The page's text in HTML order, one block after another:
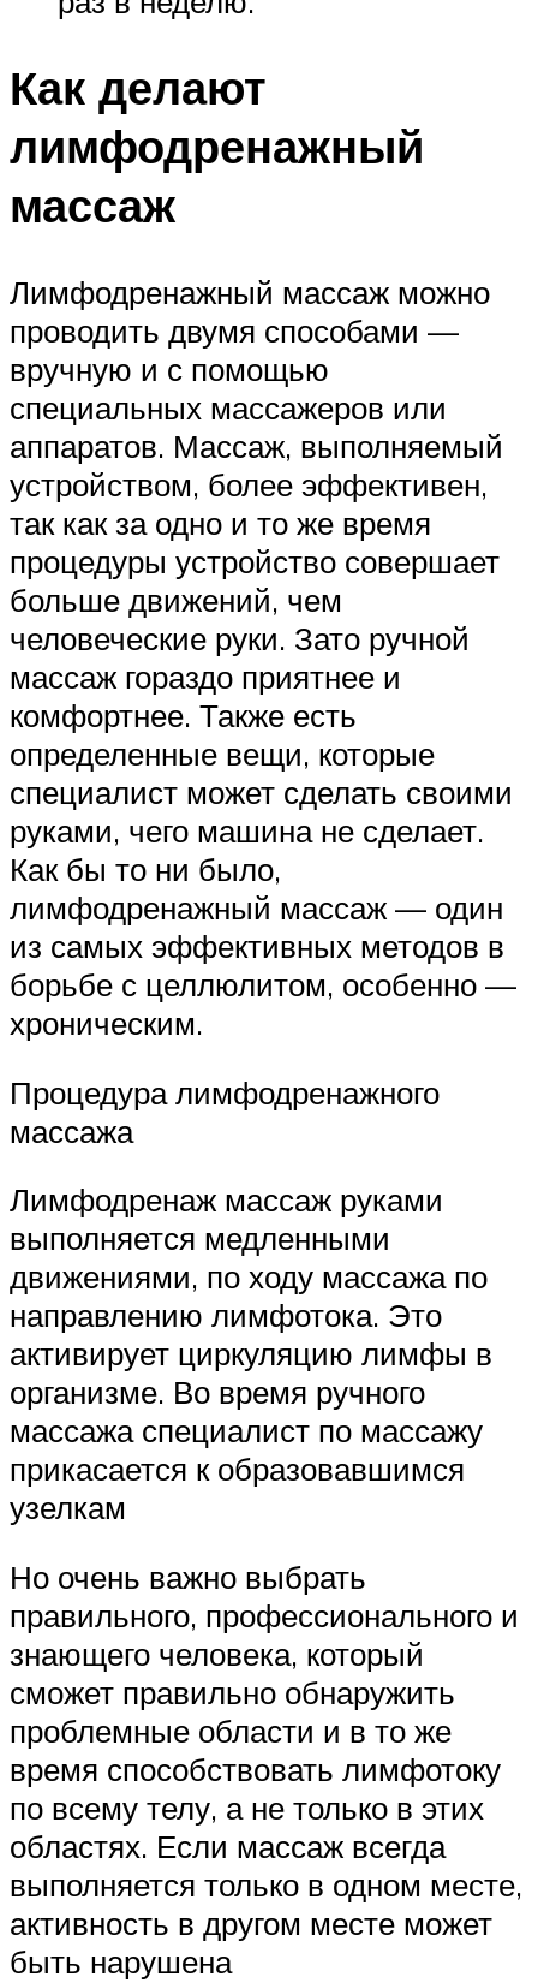
Как делают
лимфодренажный
массаж
Лимфодренажный массаж можно
проводить двумя способами —
вручную и с помощью
специальных массажеров или
аппаратов. Массаж, выполняемый
устройством, более эффективен,
так как за одно и то же время
процедуры устройство совершает
больше движений, чем
человеческие руки. Зато ручной
массаж гораздо приятнее и
комфортнее. Также есть
определенные вещи, которые
специалист может сделать своими
руками, чего машина не сделает.
Как бы то ни было,
лимфодренажный массаж — один
из самых эффективных методов в
борьбе с целлюлитом, особенно —
хроническим.
Процедура лимфодренажного
массажа
Лимфодренаж массаж руками
выполняется медленными
движениями, по ходу массажа по
направлению лимфотока. Это
активирует циркуляцию лимфы в
организме. Во время ручного
массажа специалист по массажу
прикасается к образовавшимся
узелкам
Но очень важно выбрать
правильного, профессионального и
знающего человека, который
сможет правильно обнаружить
проблемные области и в то же
время способствовать лимфотоку
по всему телу, а не только в этих
областях. Если массаж всегда
выполняется только в одном месте,
активность в другом месте может
быть нарушена